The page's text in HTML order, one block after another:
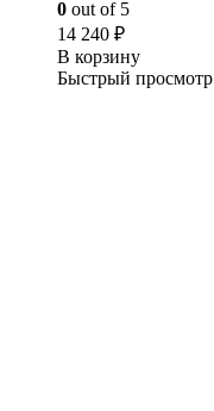
0 out of 5
14 240 ₽
В корзину
Быстрый просмотр